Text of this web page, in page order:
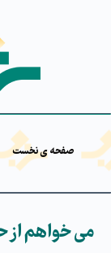
صفحه ی نخست
می خواهم از